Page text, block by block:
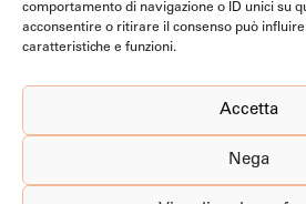
comportamento di navigazione o ID unici su
acconsentire o ritirare il consenso può
caratteristiche e funzioni.
Accetta
Nega
CERTIFICAZIONI